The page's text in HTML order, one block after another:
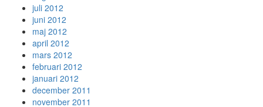
juli 2012
juni 2012
maj 2012
april 2012
mars 2012
februari 2012
januari 2012
december 2011
november 2011